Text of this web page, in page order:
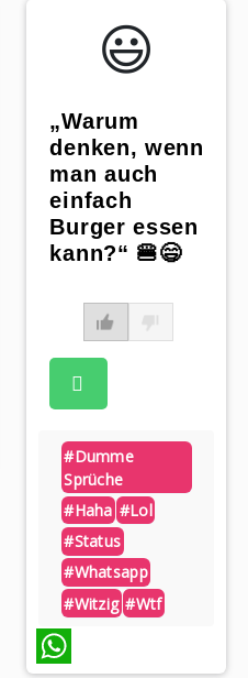
😃️
„Warum
denken, wenn
man auch
einfach
Burger essen
kann?“ 🍔😄
#dumme
Sprüche
#haha #lol
#status
#whatsapp
#witzig #wtf